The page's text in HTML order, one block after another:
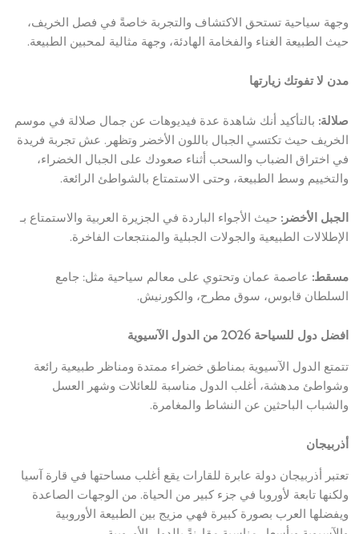
وجهة سياحية تستحق الاكتشاف والتجربة خاصةً في فصل الخريف،
حيث الطبيعة الغناء والفخامة الهادئة، وجهة مثالية لمحبين الطبيعة.
مدن لا تفوتك زيارتها
صلالة: بالتأكيد أنك شاهدة عدة فيديوهات عن جمال صلالة في موسم
الخريف حيث تكتسي الجبال باللون الأخضر وتظهر. عش تجربة فريدة
في اختراق الضباب والسحب أثناء صعودك على الجبال الخضراء،
والتخييم وسط الطبيعة، وحتى الاستمتاع بالشواطئ الرائعة.
الجبل الأخضر: حيث الأجواء الباردة في الجزيرة العربية والاستمتاع بـ
الإطلالات الطبيعية والجولات الجبلية والمنتجعات الفاخرة.
مسقط: عاصمة عمان وتحتوي على معالم سياحية مثل: جامع
السلطان قابوس، سوق مطرح، والكورنيش.
افضل دول للسياحة 2026 من الدول الآسيوية
تتمتع الدول الآسيوية بمناطق خضراء ممتدة ومناظر طبيعية رائعة
وشواطئ مدهشة، أغلب الدول مناسبة للعائلات وشهر العسل
والشباب الباحثين عن النشاط والمغامرة.
أذربيجان
تعتبر أذربيجان دولة عابرة للقارات يقع أغلب مساحتها في قارة آسيا
ولكنها تابعة لأوروبا في جزء كبير من الحياة. من الوجهات الصاعدة
ويفضلها العرب بصورة كبيرة فهي مزيج بين الطبيعة الأوروبية